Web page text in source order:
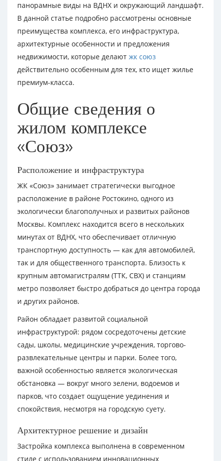
панорамные виды на ВДНХ и окружающий ландшафт.
В данной статье подробно рассмотрены основные
преимущества комплекса, его инфраструктура,
архитектурные особенности и предложения
недвижимости, которые делают жк союз
действительно особенным для тех, кто ищет жилье
премиум-класса.
Общие сведения о
жилом комплексе
«Союз»
Расположение и инфраструктура
ЖК «Союз» занимает стратегически выгодное
расположение в районе Ростокино, одного из
экологически благополучных и развитых районов
Москвы. Комплекс находится всего в нескольких
минутах от ВДНХ, что обеспечивает отличную
транспортную доступность — как для автомобилей,
так и для общественного транспорта. Близость к
крупным автомагистралям (ТТК, СВХ) и станциям
метро позволяет быстро добраться до центра города
и других районов.
Район обладает развитой социальной
инфраструктурой: рядом сосредоточены детские
сады, школы, медицинские учреждения, торгово-
развлекательные центры и парки. Более того,
важной особенностью является экологическая
обстановка — вокруг много зелени, водоемов и
парков, что создает ощущение уединения и
спокойствия, несмотря на городскую суету.
Архитектурное решение и дизайн
Застройка комплекса выполнена в современном
стиле с использованием инновационных